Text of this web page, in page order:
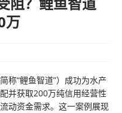
万
称“鲤鱼智道”）成功为水产
并获取200万纯信用经营性
动资金需求。这一案例展现